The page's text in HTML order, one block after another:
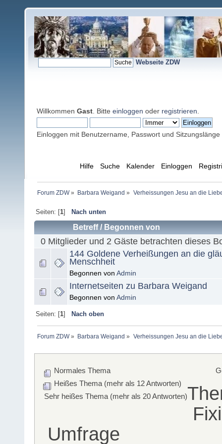
Webseite ZDW
Willkommen Gast . Bitte einloggen oder registrieren
Einloggen mit Benutzername, Passwort und Sitzungslänge
Hilfe Suche Kalender Einloggen
Forum ZDW» Barbara Weigand » Verheissungen Jesu an die
Seiten: [1] Nach unten
Betreff/ Begonnen von
0 Mitglieder und 2 Gäste betrachten dieses
144 Goldene Verheißungen an die
Menschheit
Begonnen von Admin
Internetseiten zu Barbara Weigand
Begonnen von Admin
Seiten: [1] Nach oben
Forum ZDW» Barbara Weigand » Verheissungen Jesu an die
Normales Thema
Heißes Thema (mehr als 12 Antworten)
Sehr heißes Thema (mehr als 20 Antworten)
Umfrage